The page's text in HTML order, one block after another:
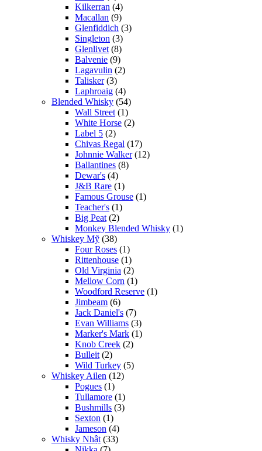
Kilkerran (4)
Macallan (9)
Glenfiddich (3)
Singleton (3)
Glenlivet (8)
Balvenie (9)
Lagavulin (2)
Talisker (3)
Laphroaig (4)
Blended Whisky (54)
Wall Street (1)
White Horse (2)
Label 5 (2)
Chivas Regal (17)
Johnnie Walker (12)
Ballantines (8)
Dewar's (4)
J&B Rare (1)
Famous Grouse (1)
Teacher's (1)
Big Peat (2)
Monkey Blended Whisky (1)
Whiskey Mỹ (38)
Four Roses (1)
Rittenhouse (1)
Old Virginia (2)
Mellow Corn (1)
Woodford Reserve (1)
Jimbeam (6)
Jack Daniel's (7)
Evan Williams (3)
Marker's Mark (1)
Knob Creek (2)
Bulleit (2)
Wild Turkey (5)
Whiskey Ailen (12)
Pogues (1)
Tullamore (1)
Bushmills (3)
Sexton (1)
Jameson (4)
Whisky Nhật (33)